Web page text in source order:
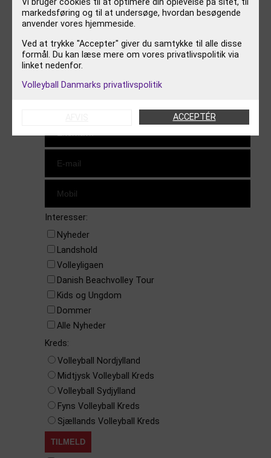
Instagramhttps://www.facebook.com/danishbeachvolleytour LinkedIn
TILMELD NYHEDSBREV
Interesser:
Nyheder
Landshold
Volleyligaen
Danish Beachvolley Tour
Kids og Ungdom
Dommer
Alle Nyheder
Kreds:
Volleyball Nordjylland
Midtjysk Volleyball Kreds
Volleyball Sydjylland
Fyns Volleyball Kreds
Sjællands Volleyball Kreds
Vi bruger cookies til at optimere din oplevelse på sitet, til
markedsføring og til at undersøge, hvordan besøgende
anvender vores hjemmeside.
Ved at trykke "Accepter" giver du samtykke til alle disse
formål. Du kan læse mere om vores privatlivspolitik via
linket nedenfor.
Volleyball Danmarks privatlivspolitik
ACCEPTÉR